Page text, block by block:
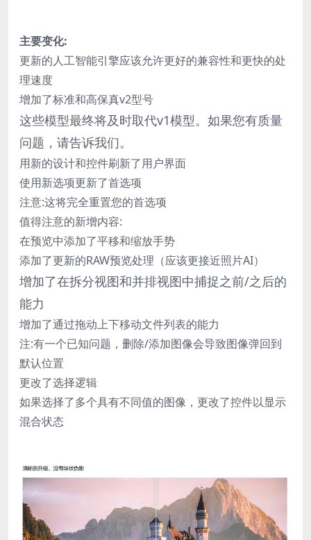
主要变化:
更新的人工智能引擎应该允许更好的兼容性和更快的处
理速度
增加了标准和高保真v2型号
这些模型最终将及时取代v1模型。如果您有质量
问题，请告诉我们。
用新的设计和控件刷新了用户界面
使用新选项更新了首选项
注意:这将完全重置您的首选项
值得注意的新增内容:
在预览中添加了平移和缩放手势
添加了更新的RAW预览处理（应该更接近照片AI）
增加了在拆分视图和并排视图中捕捉之前/之后的
能力
增加了通过拖动上下移动文件列表的能力
注:有一个已知问题，删除/添加图像会导致图像弹回到
默认位置
更改了选择逻辑
如果选择了多个具有不同值的图像，更改了控件以显示
混合状态